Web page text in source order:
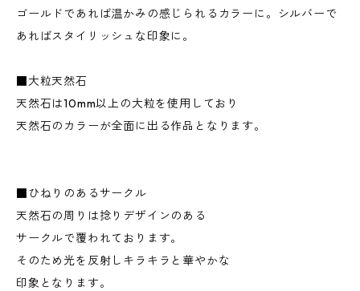
ゴールドであれば温かみの感じられるカラーに。シルバーで
あればスタイリッシュな印象に。
■大粒天然石
天然石は10mm以上の大粒を使用しており
天然石のカラーが全面に出る作品となります。
■ひねりのあるサークル
天然石の周りは捻りデザインのある
サークルで覆われております。
そのため光を反射しキラキラと華やかな
印象となります。